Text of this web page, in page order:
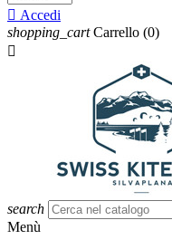
 Accedi
shopping_cart Carrello (0)

search
Menù